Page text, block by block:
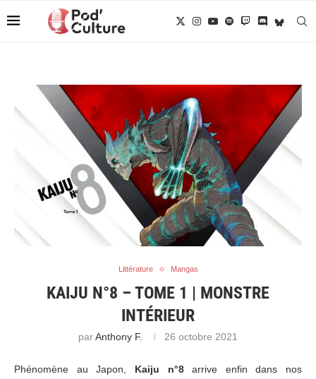
Littérature Mangas
KAIJU N°8 – TOME 1 | MONSTRE
INTÉRIEUR
parAnthony F. 26 octobre 2021
Phénomène au Japon, Kaiju n°8arrive enfin dans nos